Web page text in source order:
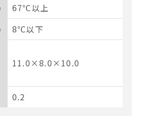
67℃以上
8℃以下
11.0×8.0×10.0
0.2